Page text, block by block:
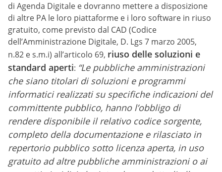
di Agenda Digitale e dovranno mettere a disposizione
di altre PA le loro piattaforme e i loro software in riuso
gratuito, come previsto dal CAD (Codice
dell’Amministrazione Digitale, D. Lgs 7 marzo 2005,
n.82 e s.m.i) all’articolo 69, riuso delle soluzioni e
standard aperti: “Le pubbliche amministrazioni
che siano titolari di soluzioni e programmi
informatici realizzati su specifiche indicazioni del
committente pubblico, hanno l’obbligo di
rendere disponibile il relativo codice sorgente,
completo della documentazione e rilasciato in
repertorio pubblico sotto licenza aperta, in uso
gratuito ad altre pubbliche amministrazioni o ai